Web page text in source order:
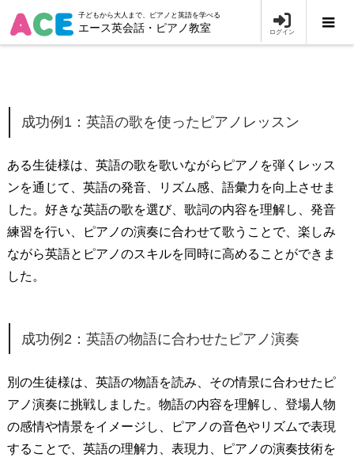
子どもから大人まで、ピアノと英語を学べる
エース英会話・ピアノ教室 ログイン
成功例1：英語の歌を使ったピアノレッスン
ある生徒様は、英語の歌を歌いながらピアノを弾くレッス
ンを通じて、英語の発音、リズム感、語彙力を向上させま
した。好きな英語の歌を選び、歌詞の内容を理解し、発音
練習を行い、ピアノの演奏に合わせて歌うことで、楽しみ
ながら英語とピアノのスキルを同時に高めることができま
した。
成功例2：英語の物語に合わせたピアノ演奏
別の生徒様は、英語の物語を読み、その情景に合わせたピ
アノ演奏に挑戦しました。物語の内容を理解し、登場人物
の感情や情景をイメージし、ピアノの音色やリズムで表現
することで、英語の理解力、表現力、ピアノの演奏技術を